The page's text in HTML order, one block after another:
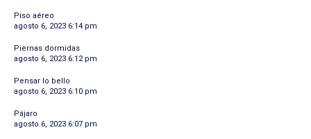
Piso aéreo
agosto 6, 2023 6:14 pm
Piernas dormidas
agosto 6, 2023 6:12 pm
Pensar lo bello
agosto 6, 2023 6:10 pm
Pájaro
agosto 6, 2023 6:07 pm